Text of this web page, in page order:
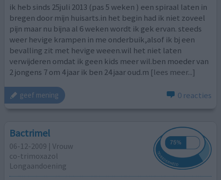
ik heb sinds 25juli 2013 (pas 5 weken ) een spiraal laten in
bregen door mijn huisarts.in het begin had ik niet zoveel
pijn maar nu bijna al 6 weken wordt ik gek ervan. steeds
weer hevige krampen in me onderbuik,alsof ik bj een
bevalling zit met hevige weeen.wil het niet laten
verwijderen omdat ik geen kids meer wil.ben moeder van
2 jongens 7 om 4 jaar ik ben 24 jaar oud.m [lees meer...]
geef mening 0 reacties
Bactrimel
06-12-2009 | Vrouw
co-trimoxazol
Longaandoening